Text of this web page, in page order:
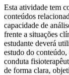
Esta atividade tem
conteúdos
capacidade de
frente a situações
estudante deverá
estudo do
conduta
de forma clara,